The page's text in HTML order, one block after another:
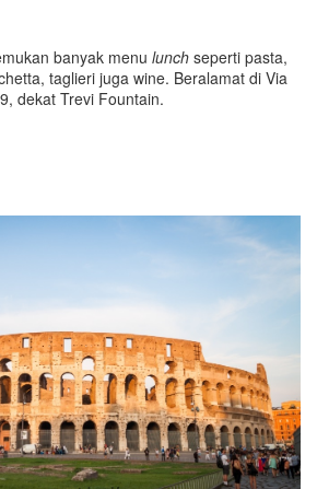
banyak menu lunch seperti pasta,
taglieri juga wine. Beralamat di Via
dekat Trevi Fountain.